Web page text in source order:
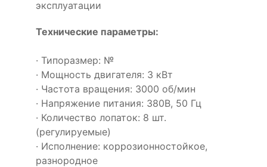
эксплуатации
Технические параметры:
· Типоразмер: №
· Мощность двигателя: 3 кВт
· Частота вращения: 3000 об/мин
· Напряжение питания: 380В, 50 Гц
· Количество лопаток: 8 шт.
(регулируемые)
· Исполнение: коррозионностойкое,
разнородное